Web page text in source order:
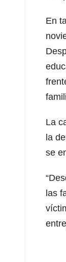
En
La
la
se
las